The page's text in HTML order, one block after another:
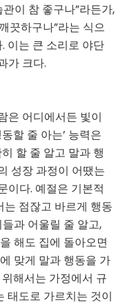
이 참 좋구나”라든가,
끗하구나”라는 식으
이는 큰 소리로 야단
가 크다.
은 어디에서든 빛이
할 줄 아는’ 능력은
할 줄 알고 말과 행
성장 과정이 어땠는
이다. 예절은 기본적
점잖고 바르게 행동
과 어울릴 줄 알고,
해도 집에 돌아오면
맞게 말과 행동을 가
해서는 가정에서 규
태도로 가르치는 것이